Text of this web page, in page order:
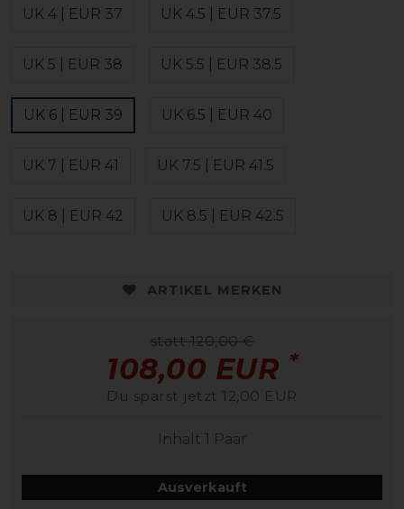
UK 4 | EUR 37 UK 4.5 | EUR 37.5
UK 5 | EUR 38 UK 5.5 | EUR 38.5
UK 6 | EUR 39 UK 6.5 | EUR 40
UK 7 | EUR 41 UK 7.5 | EUR 41.5
UK 8 | EUR 42 UK 8.5 | EUR 42.5
ARTIKEL MERKEN
statt 120,00 €
108,00 EUR *
Du sparst jetzt 12,00 EUR
Inhalt 1 Paar
Ausverkauft